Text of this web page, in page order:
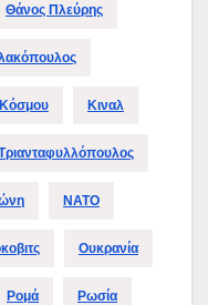
Θάνος Πλεύρης
Κιναλ
ΝΑΤΟ
Ουκρανία
Ρομά Ρωσία